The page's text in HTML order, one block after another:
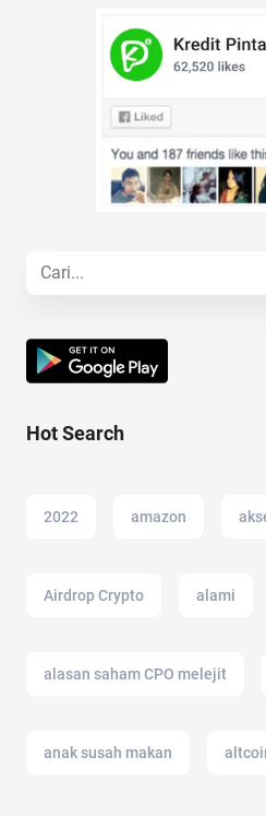
Hot Search
2022 amazon
Airdrop Crypto alami
alasan saham CPO melejit
anak susah makan